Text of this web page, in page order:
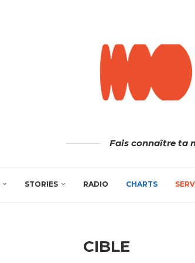
Fais connaître ta
STORIES RADIO CHARTS
CIBLE